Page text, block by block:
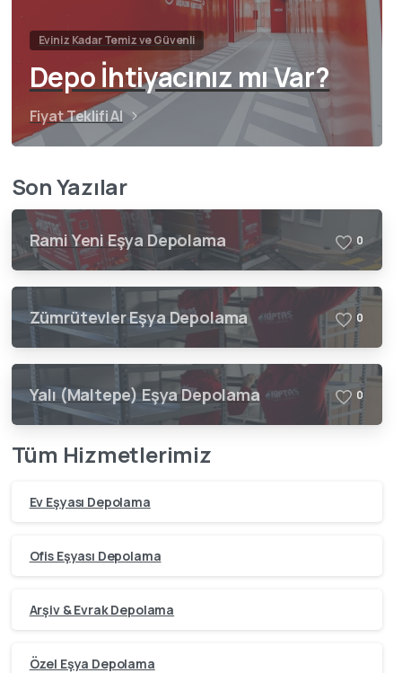
Eviniz Kadar Temiz ve Güvenli
Depo İhtiyacınız mı Var?
Fiyat Teklifi Al
Son Yazılar
Rami Yeni Eşya Depolama 0
Zümrütevler Eşya Depolama 0
Yalı (Maltepe) Eşya Depolama 0
Tüm Hizmetlerimiz
Ev Eşyası Depolama
Ofis Eşyası Depolama
Arşiv & Evrak Depolama
Özel Eşya Depolama